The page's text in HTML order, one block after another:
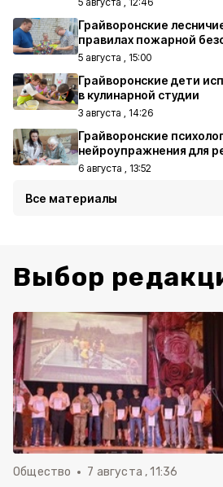
Грайворонские
правилах пожарной
5 августа , 15:00
Грайворонские дети
в кулинарной студии
3 августа , 14:26
Грайворонские
нейроупражнения для
6 августа , 13:52
Все материалы
Выбор
Общество 7 августа , 11:36